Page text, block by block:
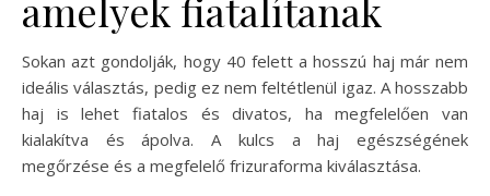
amelyek fiatalítanak
Sokan azt gondolják, hogy 40 felett a hosszú haj már nem
ideális választás, pedig ez nem feltétlenül igaz. A hosszabb
haj is lehet fiatalos és divatos, ha megfelelően van
kialakítva és ápolva. A kulcs a haj egészségének
megőrzése és a megfelelő frizuraforma kiválasztása.